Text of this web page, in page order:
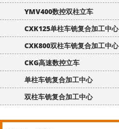
YMV400数控双柱立车
CXK125单柱车铣复合加工中心
CXK800双柱车铣复合加工中心
CKG高速数控立车
单柱车铣复合加工中心
双柱车铣复合加工中心